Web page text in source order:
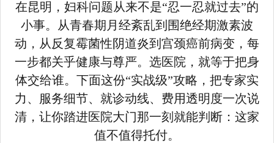
在昆明，妇科问题从来不是“忍一忍就过去”的
小事。从青春期月经紊乱到围绝经期激素波
动，从反复霉菌性阴道炎到宫颈癌前病变，每
一步都关乎健康与尊严。选医院，就等于把身
体交给谁。下面这份“实战级”攻略，把专家实
力、服务细节、就诊动线、费用透明度一次说
清，让你踏进医院大门那一刻就能判断：这家
值不值得托付。